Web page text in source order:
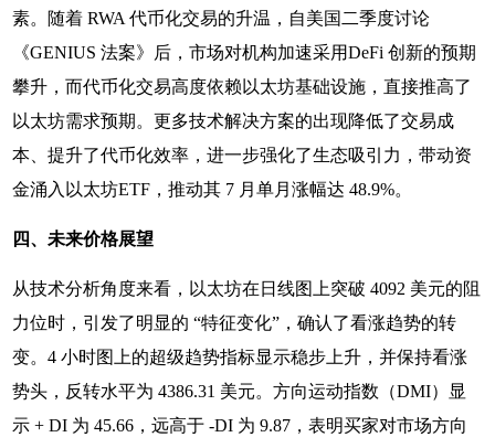
素。随着 RWA 代币化交易的升温，自美国二季度讨论
《GENIUS 法案》后，市场对机构加速采用DeFi 创新的预期
攀升，而代币化交易高度依赖以太坊基础设施，直接推高了
以太坊需求预期。更多技术解决方案的出现降低了交易成
本、提升了代币化效率，进一步强化了生态吸引力，带动资
金涌入以太坊ETF，推动其 7 月单月涨幅达 48.9%。
四、未来价格展望
从技术分析角度来看，以太坊在日线图上突破 4092 美元的阻
力位时，引发了明显的 “特征变化”，确认了看涨趋势的转
变。4 小时图上的超级趋势指标显示稳步上升，并保持看涨
势头，反转水平为 4386.31 美元。方向运动指数（DMI）显
示 + DI 为 45.66，远高于 -DI 为 9.87，表明买家对市场方向